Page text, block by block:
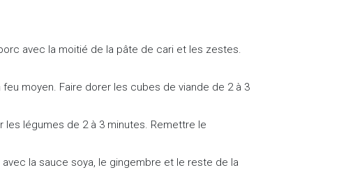
avec la moitié de la pâte de cari et les zestes.
feu moyen. Faire dorer les cubes de viande de 2 à 3
les légumes de 2 à 3 minutes. Remettre le
la sauce soya, le gingembre et le reste de la